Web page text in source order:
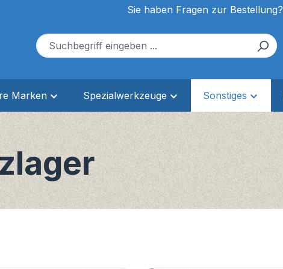
Sie haben Fragen zur Bestellung?
Marken Spezialwerkzeuge Sonstiges